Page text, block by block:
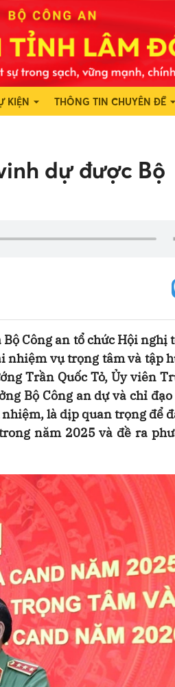
KIỆN THÔNG TIN CHUYÊN ĐỀ
dự được Bộ
Công an tổ chức Hội nghị
nhiệm vụ trọng tâm và tập
Trần Quốc Tỏ, Ủy viên
Bộ Công an dự và chỉ
là dịp quan trọng để
năm 2025 và đề ra